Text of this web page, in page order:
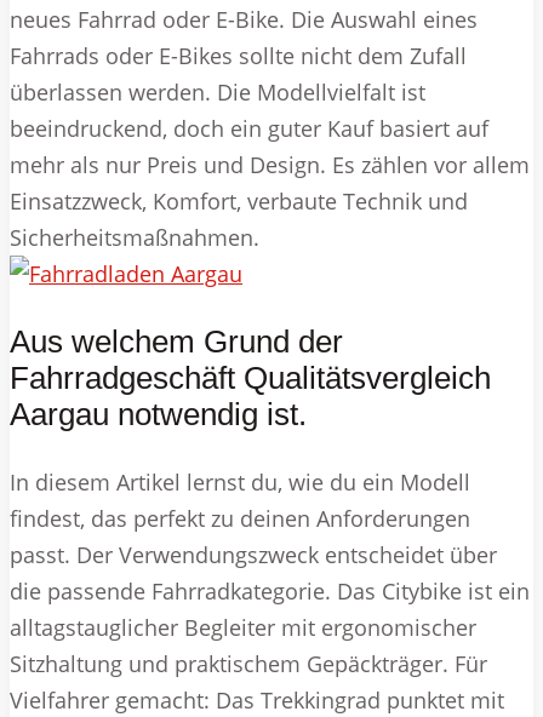
neues Fahrrad oder E-Bike. Die Auswahl eines
Fahrrads oder E-Bikes sollte nicht dem Zufall
überlassen werden. Die Modellvielfalt ist
beeindruckend, doch ein guter Kauf basiert auf
mehr als nur Preis und Design. Es zählen vor allem
Einsatzzweck, Komfort, verbaute Technik und
Sicherheitsmaßnahmen.
Aus welchem Grund der
Fahrradgeschäft Qualitätsvergleich
Aargau notwendig ist.
In diesem Artikel lernst du, wie du ein Modell
findest, das perfekt zu deinen Anforderungen
passt. Der Verwendungszweck entscheidet über
die passende Fahrradkategorie. Das Citybike ist ein
alltagstauglicher Begleiter mit ergonomischer
Sitzhaltung und praktischem Gepäckträger. Für
Vielfahrer gemacht: Das Trekkingrad punktet mit